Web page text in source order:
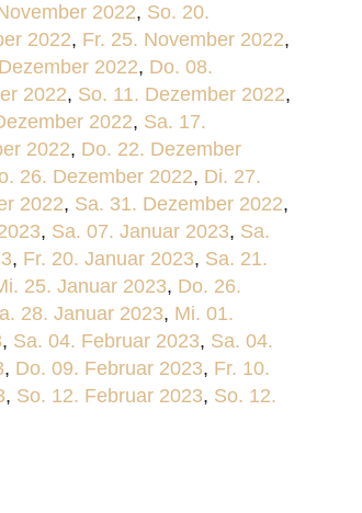
2022, So. 20.
2022, Fr. 25. November 2022,
2022, Do. 08.
2022, So. 11. Dezember 2022,
2022, Sa. 17.
2022, Do. 22. Dezember
26. Dezember 2022, Di. 27.
2022, Sa. 31. Dezember 2022,
, Sa. 07. Januar 2023, Sa.
, Fr. 20. Januar 2023, Sa. 21.
25. Januar 2023, Do. 26.
28. Januar 2023, Mi. 01.
, Sa. 04. Februar 2023, Sa. 04.
, Do. 09. Februar 2023, Fr. 10.
, So. 12. Februar 2023, So. 12.